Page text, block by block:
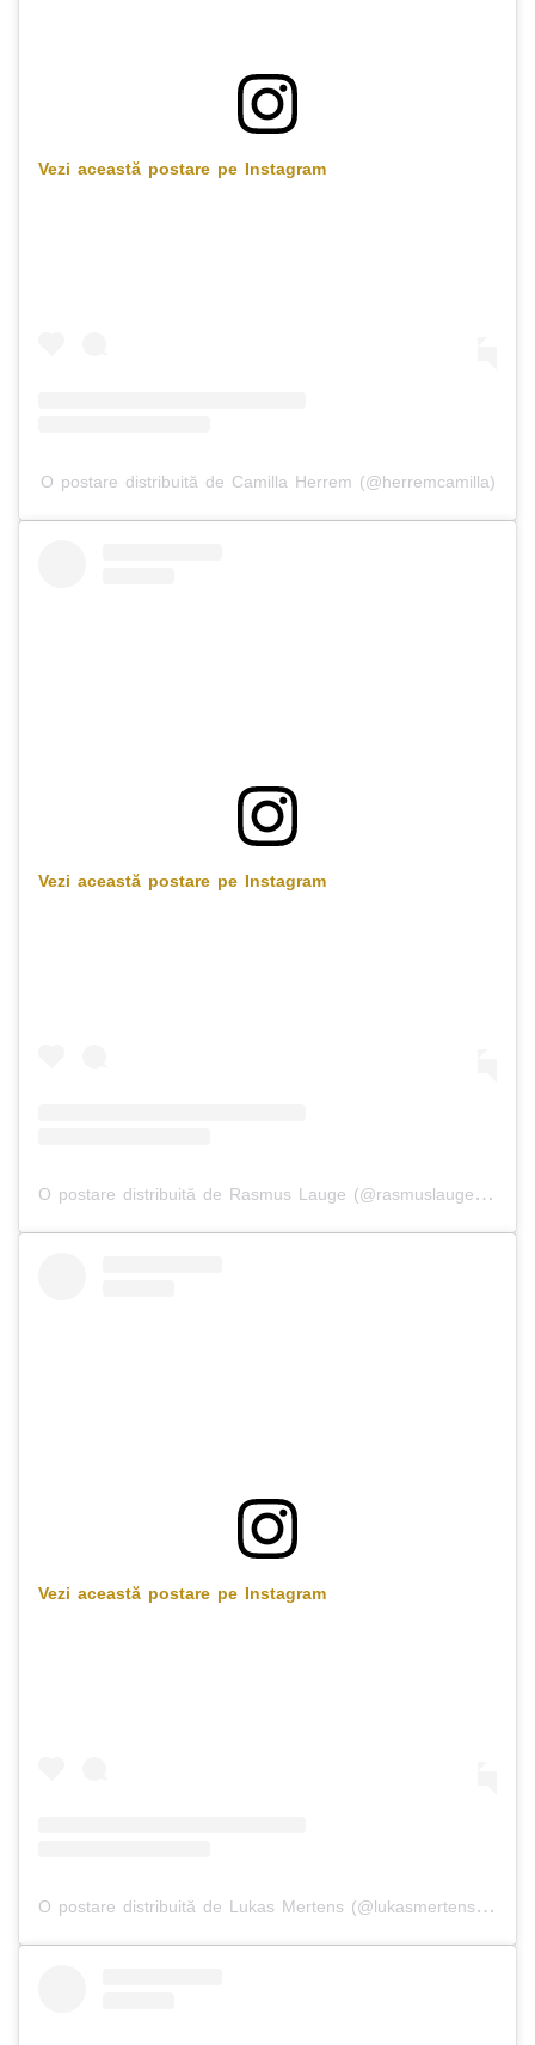
Vezi această postare pe Instagram
O postare distribuită de Camilla Herrem (@herremcamilla)
Vezi această postare pe Instagram
O postare distribuită de Rasmus Lauge (@rasmuslauge25)
Vezi această postare pe Instagram
O postare distribuită de Lukas Mertens (@lukasmertens22)